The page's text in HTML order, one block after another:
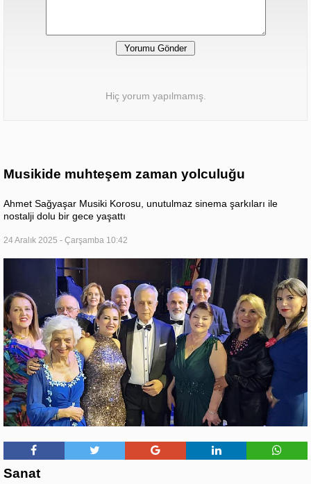
Hiç yorum yapılmamış.
Musikide muhteşem zaman yolculuğu
Ahmet Sağyaşar Musiki Korosu, unutulmaz sinema şarkıları ile
nostalji dolu bir gece yaşattı
24 Aralık 2025 - Çarşamba 10:42
Sanat